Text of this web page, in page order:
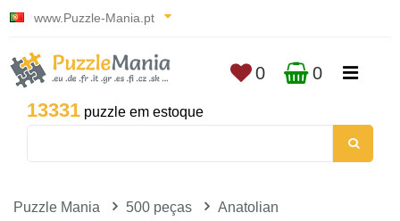
www.Puzzle-Mania.pt
13331 puzzle em estoque
0 0
Puzzle Mania 500 peças
Anatolian